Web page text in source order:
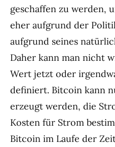
geschaffen zu werden,
eher aufgrund der
aufgrund seines
Daher kann man nicht
Wert jetzt oder
definiert. Bitcoin kann
erzeugt werden, die
Kosten für Strom
Bitcoin im Laufe der